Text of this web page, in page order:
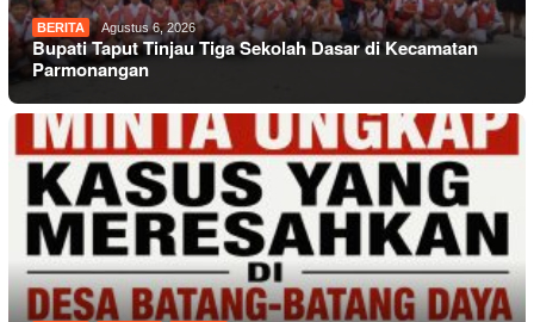
BERITA Agustus 6, 2026
Bupati Taput Tinjau Tiga Sekolah Dasar di Kecamatan
Parmonangan